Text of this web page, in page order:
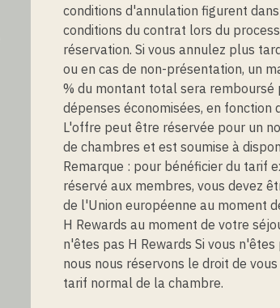
conditions d'annulation figurent
conditions du contrat lors du
réservation. Si vous annulez plus
ou en cas de non-présentation, un
% du montant total sera remboursé
dépenses économisées, en fonction
L'offre peut être réservée pour un
de chambres et est soumise à
Remarque : pour bénéficier du tarif
réservé aux membres, vous devez
de l'Union européenne au moment
H Rewards au moment de votre
n'êtes pas H Rewards Si vous n'êtes
nous nous réservons le droit de
tarif normal de la chambre.